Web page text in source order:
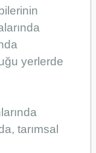
yerlerde
tarımsal